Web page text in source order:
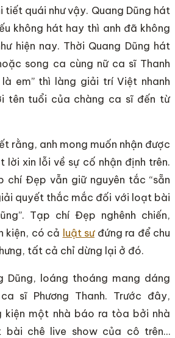
tiết quái như vậy. Quang Dũng hát
không hát hay thì anh đã không
hiện nay. Thời Quang Dũng hát
song ca cùng nữ ca sĩ Thanh
em” thì làng giải trí Việt nhanh
tên tuổi của chàng ca sĩ đến từ
rằng, anh mong muốn nhận được
xin lỗi về sự cố nhận định trên.
chí Đẹp vẫn giữ nguyên tắc “sẵn
quyết thắc mắc đối với loạt bài
Tạp chí Đẹp nghênh chiến,
kiện, có cả luật sưđứng ra để chu
tất cả chỉ dừng lại ở đó.
Dũng, loáng thoáng mang dáng
sĩ Phương Thanh. Trước đây,
kiện một nhà báo ra tòa bởi nhà
bài chê live show của cô trên…